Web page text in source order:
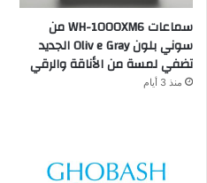
سماعات WH-1000XM6 من
سوني بلون Oliv e Gray الجديد
تضفي لمسة من الأناقة والرقي
منذ 3 أيام